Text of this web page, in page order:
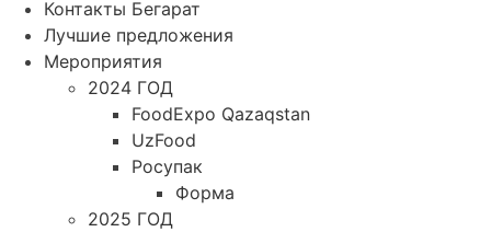
Контакты Бегарат
Лучшие предложения
Мероприятия
2024 ГОД
FoodExpo Qazaqstan
UzFood
Росупак
Форма
2025 ГОД